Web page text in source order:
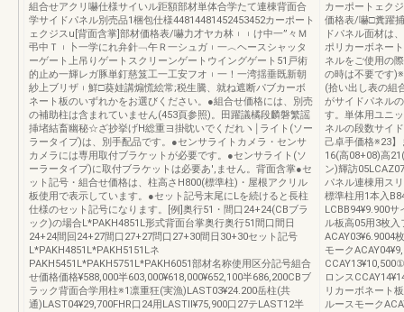
組合せアクリ嚇仕様サイいル距額部材単体合学たて連棟背面合
学サイドパネル別売品1梱包仕様44814481452453452カーポート
ェクジスu[背面含掌]部材価格表/嚇力才ヤカ林︲︲け中一”々Ｍ
弔中Ｔ︲卜一学にれ弁針﹁午Ｒ一シュガ︲一︿ヘースシャッタ
ーゲート上吊りゲートスクリーンゲートウイングゲート51戸術
的止め一輝レガ豚単釘慈笈工一工安フオ︲一！一湾揺垂既新朝
紗上ブリザ︲鮮□葵娃講煽慌絵常;税生騰、就ね遮断パブカーボ
ネート板のいずれかをお選びください。●組合せ価格には、別売
の補助柱は含まれていません(453頁参照)。田躍議橘段麟磐繁謡
挿堵結畜幽秘☆ざ抄挙げH総重ヨ掛眈いでくだれヽ￨ライト(ソー
ラータイプ)は、別手配品です。●センサライトカメラ・センサ
カメラには専用取付ブラケットが必要です。●センサライト(ソ
ーラータイプ)に取付ブラケットは必要あ',ません。背面含掌●セ
ット記号・組合せ価格は、柱高さH800(標準柱)・屋根アクリル
板使用で表示しています。●セット記号末尾にLを続けると長柱
仕様のセット記号になります。[例]奥行51・間口24+24(CBブラ
ック)の場合L*PAKH4851L形式背面台掌奥行奥行51間口間日
24+24間回24+27間口27+27問口27+30間日30+30セット記号
L*PAKH4851L*PAKH5151Lネ
PAKH5451L*PAKH5751L*PAKH6051部材名称使用区分記号組合
せ価格価格¥588,000半603,000¥618,000¥652,100半686,200CBブ
ラック背面合学用柱※1凛重狂(実漁)LAST03¥24.200岳柱(共
通)LAST04¥29,700FHR口24用LASTll¥75,900口27テLAST12半
カーポートェク
価格表/嚇□糞躍
ドパネル面材は
ポリカーボネー
ネルをご使用の
の時は不要です
(拾い出し表の組
がサイドパネル
す。単体用ユニ
ネルの段数サイ
己卓手価格※23
16(高08+08)高
ン)輝訪
パネル連棟用ス
標準柱用1本入
ル板高05用3枚
ACAY03¥6.9004
モーク
ロンス
リカーボネート
ルースモーク